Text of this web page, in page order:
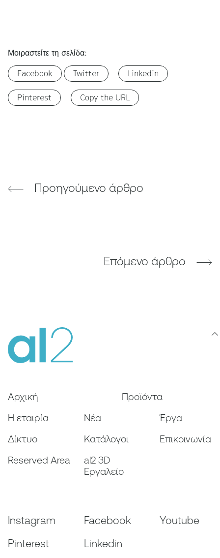
Μοιραστείτε τη σελίδα:
Facebook Twitter Linkedin
Pinterest Copy the URL
Προηγούμενο άρθρο
Επόμενο άρθρο
Αρχική
Προϊόντα
Η εταιρία
Nέα
Έργα
Δίκτυο
Κατάλογοι
Επικοινωνία
Reserved Area
al2 3D
Εργαλείο
Instagram Facebook
Youtube
Pinterest
Linkedin